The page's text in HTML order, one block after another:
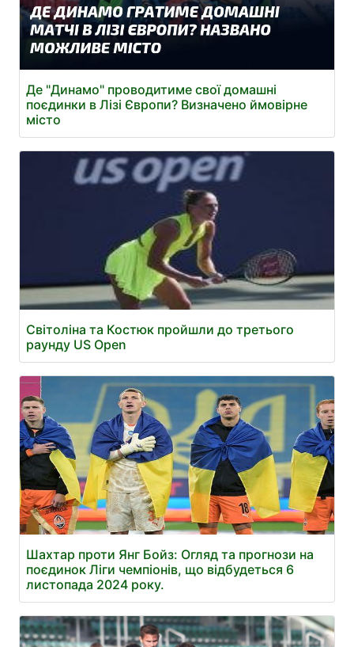
Де "Динамо" проводитиме свої домашні
поєдинки в Лізі Європи? Визначено ймовірне
місто
Світоліна та Костюк пройшли до третього
раунду US Open
Шахтар проти Янг Бойз: Огляд та прогнози на
поєдинок Ліги чемпіонів, що відбудеться 6
листопада 2024 року.